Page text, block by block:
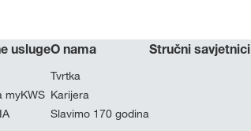
usluge
myKWS
O nama
Tvrtka
Karijera
Slavimo 170 godina
Stručni savjetnici